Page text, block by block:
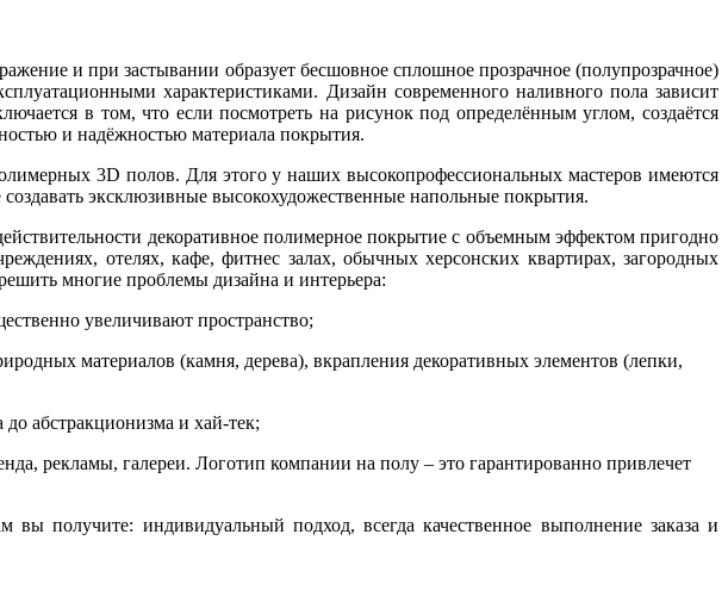
и при застывании образует бесшовное сплошное прозрачное (полупрозрачное)
характеристиками. Дизайн современного наливного пола зависит
в том, что если посмотреть на рисунок под определённым углом, создаётся
и надёжностью материала покрытия.
3D полов. Для этого у наших высокопрофессиональных мастеров имеются
эксклюзивные высокохудожественные напольные покрытия.
декоративное полимерное покрытие с объемным эффектом пригодно
отелях, кафе, фитнес залах, обычных херсонских квартирах, загородных
многие проблемы дизайна и интерьера:
увеличивают пространство;
материалов (камня, дерева), вкрапления декоративных элементов (лепки,
абстракционизма и хай-тек;
рекламы, галереи. Логотип компании на полу – это гарантированно привлечет
получите: индивидуальный подход, всегда качественное выполнение заказа и